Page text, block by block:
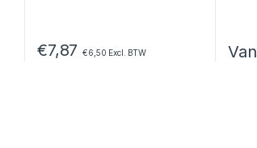
€7,87 €6,50 Excl. BTW